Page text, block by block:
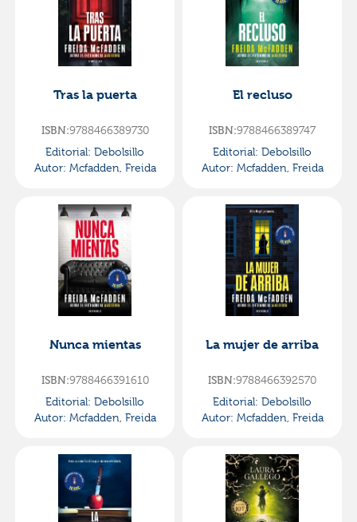
Tras la puerta
ISBN:9788466389730
Editorial: Debolsillo
Autor: Mcfadden, Freida
El recluso
ISBN:9788466389747
Editorial: Debolsillo
Autor: Mcfadden, Freida
Nunca mientas
ISBN:9788466391610
Editorial: Debolsillo
Autor: Mcfadden, Freida
La mujer de arriba
ISBN:9788466392570
Editorial: Debolsillo
Autor: Mcfadden, Freida